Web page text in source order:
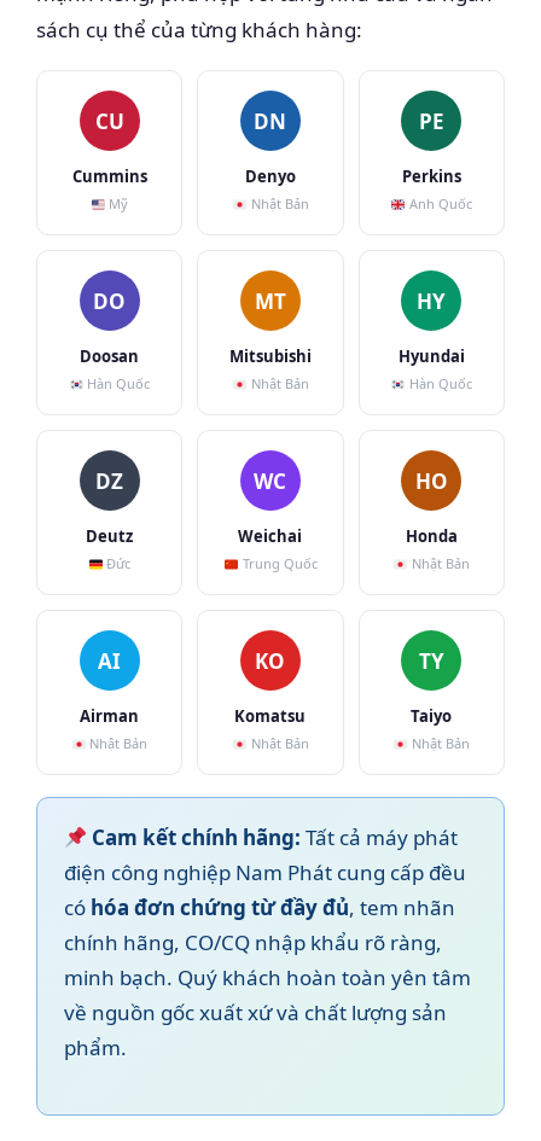
sách cụ thể của từng khách hàng:
CU
Cummins
Mỹ
DN
Denyo
Nhật Bản
PE
Perkins
Anh Quốc
DO
Doosan
Hàn Quốc
MT
Mitsubishi
Nhật Bản
HY
Hyundai
Hàn Quốc
DZ
Deutz
Đức
WC
Weichai
Trung Quốc
HO
Honda
Nhật Bản
AI
Airman
Nhật Bản
KO
Komatsu
Nhật Bản
TY
Taiyo
Nhật Bản
Cam kết chính hãng: Tất cả máy phát
điện công nghiệp Nam Phát cung cấp đều
có hóa đơn chứng từ đầy đủ, tem nhãn
chính hãng, CO/CQ nhập khẩu rõ ràng,
minh bạch. Quý khách hoàn toàn yên tâm
về nguồn gốc xuất xứ và chất lượng sản
phẩm.